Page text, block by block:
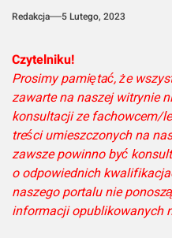
Redakcja 5 Lutego, 2023
Czytelniku!
Prosimy pamiętać, że
zawarte na naszej witrynie
konsultacji ze fachowcem/
treści umieszczonych na
zawsze powinno być
o odpowiednich
naszego portalu nie
informacji opublikowanych